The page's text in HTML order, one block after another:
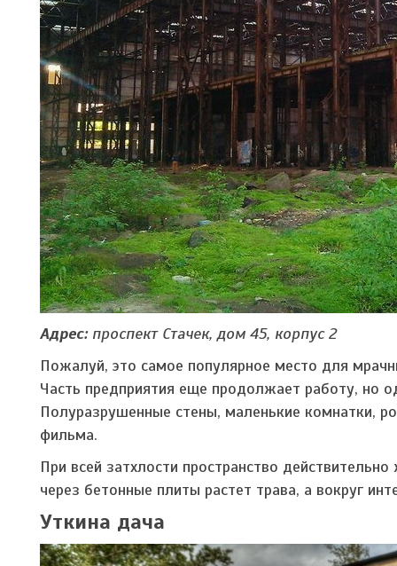
Адрес:проспект Стачек, дом 45, корпус 2
Пожалуй, это самое популярное место для
Часть предприятия еще продолжает работу, но
Полуразрушенные стены, маленькие комнатки,
фильма.
При всей затхлости пространство
через бетонные плиты растет трава, а вокруг
Уткина дача